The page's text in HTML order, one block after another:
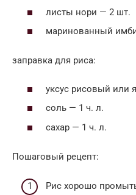
листы нори — 2 шт.
маринованный
заправка для риса:
уксус рисовый или
соль — 1 ч. л.
сахар — 1 ч. л.
Пошаговый рецепт:
Рис хорошо